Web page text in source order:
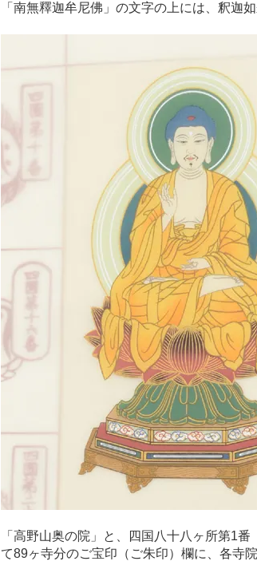
「南無釋迦牟尼佛」の文字の上には、釈迦
「高野山奥の院」と、四国八十八ヶ所第1
て89ヶ寺分のご宝印（ご朱印）欄に、各寺